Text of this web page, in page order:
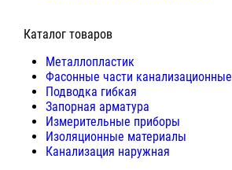
⠀Каталог товаров
Металлопластик
Фасонные части канализационные
Подводка гибкая
Запорная арматура
Измерительные приборы
Изоляционные материалы
Канализация наружная